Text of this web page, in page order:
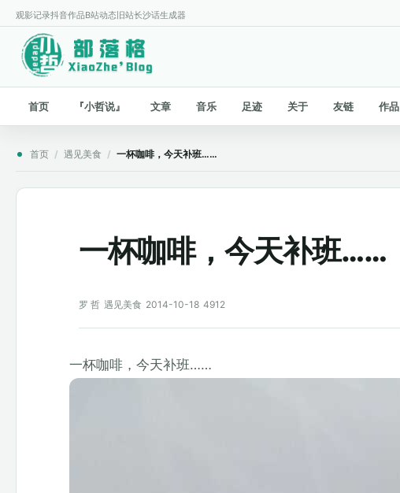
观影记录抖音作品B站动态 旧站长沙话生成器
首页 『小哲说』 文章 音乐 足迹 关于 友链 作品
首页 / 遇见美食 / 一杯咖啡，今天补班……
一杯咖啡，今天补班……
罗 哲 遇见美食 2014-10-18 4912
一杯咖啡，今天补班……